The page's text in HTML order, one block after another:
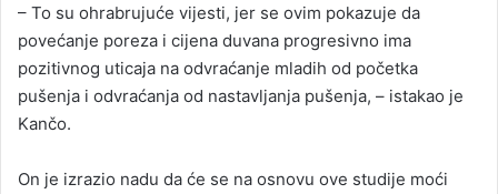
– To su ohrabrujuće vijesti, jer se ovim pokazuje da
povećanje poreza i cijena duvana progresivno ima
pozitivnog uticaja na odvraćanje mladih od početka
pušenja i odvraćanja od nastavljanja pušenja, – istakao je
Kančo.
On je izrazio nadu da će se na osnovu ove studije moći